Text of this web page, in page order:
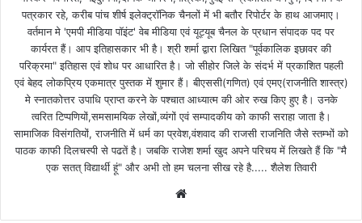
पत्रकार रहे, करीब पांच शीर्ष इलेक्ट्रॉनिक चैनलों में भी बतौर रिपोर्टर के हाथ आजमाए।
वर्तमान मे 'एमपी मीडिया पॉइंट' वेब मीडिया एवं यूट्यूब चैनल के प्रधान संपादक पद पर
कार्यरत हैं। आप इतिहासकार भी है। श्री शर्मा द्वारा लिखित "पूर्वकालिक इछावर की
परिक्रमा" इतिहास एवं शोध पर आधारित है। जो सीहोर जिले के संदर्भ में प्रकाशित पहली
एवं बेहद लोकप्रिय एकमात्र पुस्तक में शुमार हैं। बीएससी(गणित) एवं एमए(राजनीति शास्त्र)
मे स्नातकोत्तर उपाधि प्राप्त करने के पश्चात आध्यात्म की ओर रुख किए हुए है। उनके
त्वरित टिप्पणियों,समसामयिक लेखों,व्यंगों एवं सम्पादकीय को काफी सराहा जाता है।
सामाजिक विसंगतियों, राजनीति में धर्म का प्रवेश,वंशवाद की राजसी राजनिति जैसे स्तम्भों को
पाठक काफी दिलचस्पी से पढतें है। जबकि राजेश शर्मा खुद अपने परिचय में लिखते हैं कि "मै
एक सतत् विद्यार्थी हूं" और अभी तो हम चलना सीख रहे है..... शैलेश तिवारी